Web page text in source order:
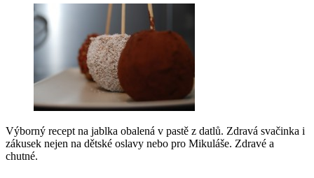
Výborný recept na jablka obalená v pastě z datlů. Zdravá svačinka i
zákusek nejen na dětské oslavy nebo pro Mikuláše. Zdravé a
chutné.